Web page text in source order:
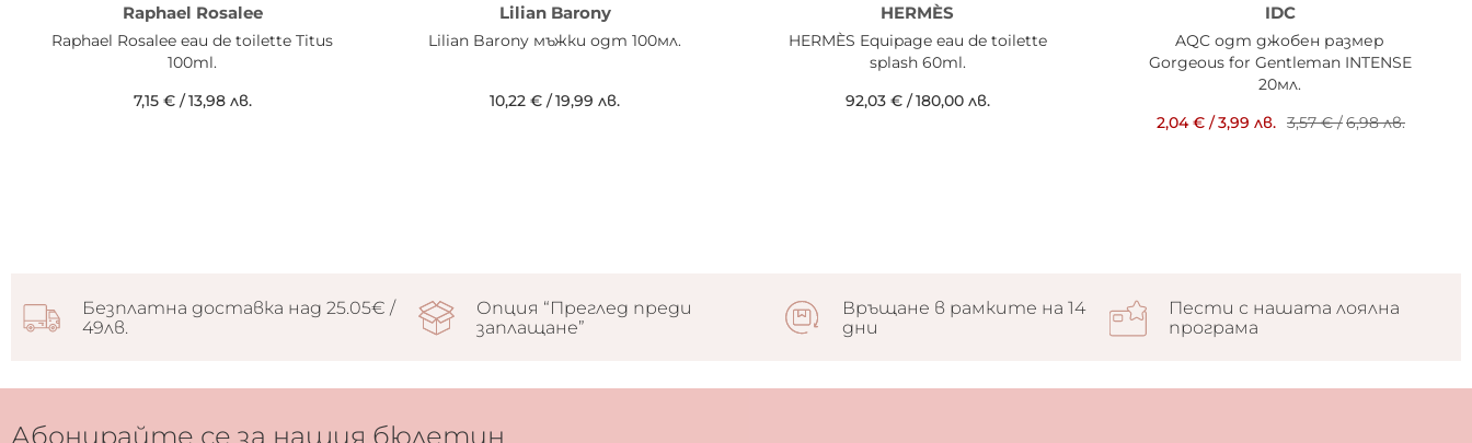
Raphael Rosalee
Raphael Rosalee eau de toilette Titus
100ml.
7,15 €/13,98 лв.
Lilian Barony
Lilian Barony мъжки одт 100мл.
10,22 € /19,99 лв.
HERMÈS
HERMÈS Equipage eau de toilette
splash 60ml.
92,03 €/180,00 лв.
IDC
AQC одт джобен размер
Gorgeous for Gentleman INTENSE
20мл.
2,04 € /3,99 лв. 3,57 €/6,98 лв.
Безплатна доставка над 25.05€ /
49лв.
Опция “Преглед преди
заплащане”
Връщане в рамките на 14
дни
Пести с нашата лоялна
програма
Абонирайте се за нашия бюлетин